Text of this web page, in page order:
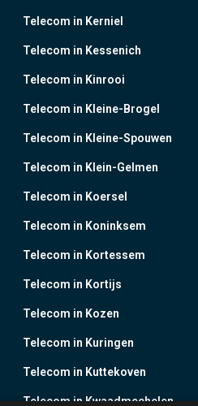
Telecom in Kerniel
Telecom in Kessenich
Telecom in Kinrooi
Telecom in Kleine-Brogel
Telecom in Kleine-Spouwen
Telecom in Klein-Gelmen
Telecom in Koersel
Telecom in Koninksem
Telecom in Kortessem
Telecom in Kortijs
Telecom in Kozen
Telecom in Kuringen
Telecom in Kuttekoven
Telecom in Kwaadmechelen